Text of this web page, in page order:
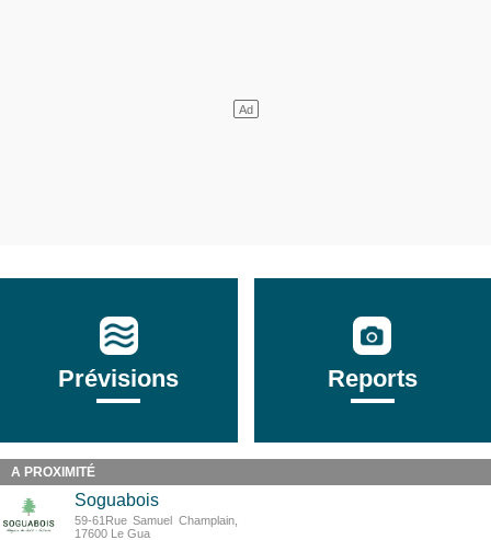
Prévisions Reports
A PROXIMITÉ
Soguabois
59-61Rue Samuel Champlain,
17600 Le Gua